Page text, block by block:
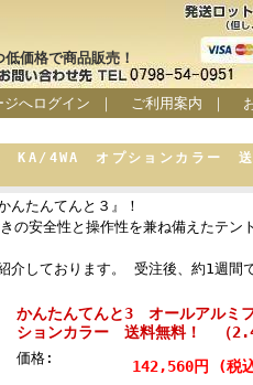
価格で商品販売！
ジへログイン ｜ ご利用案内 ｜
KA/4WA オプションカラー
んたんてんと３』！
の安全性と操作性を兼ね備えたテン
介しております。 受注後、約1週間
かんたんてんと3 オールアルミ
ションカラー 送料無料！ （
価格: 142,560円 (税